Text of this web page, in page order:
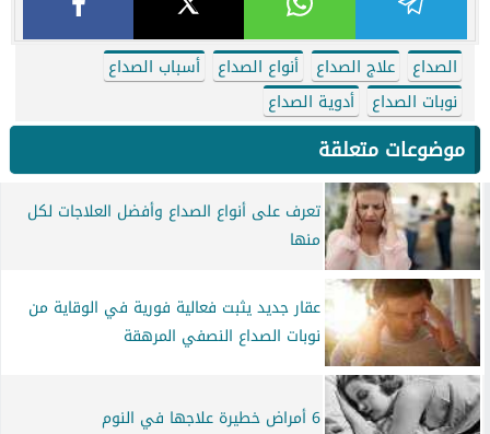
الصداع علاج الصداع أنواع الصداع
أسباب الصداع
نوبات الصداع
أدوية الصداع
موضوعات متعلقة
تعرف على أنواع الصداع وأفضل العلاجات لكل
منها
عقار جديد يثبت فعالية فورية في الوقاية من
نوبات الصداع النصفي المرهقة
6 أمراض خطيرة علاجها في النوم